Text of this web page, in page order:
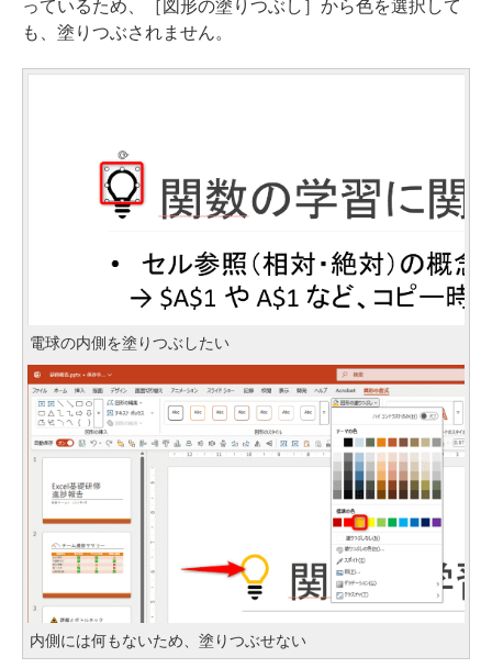
っているため、［図形の塗りつぶし］から色を選択して
も、塗りつぶされません。
電球の内側を塗りつぶしたい
内側には何もないため、塗りつぶせない